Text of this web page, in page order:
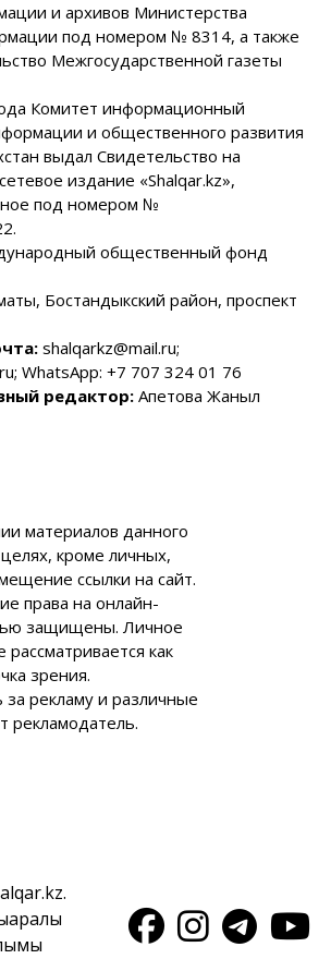
и архивов Министерства
под номером № 8314, а также
Межгосударственной газеты
Комитет информационный
и общественного развития
выдал Свидетельство на
издание «Shalqar.kz»,
под номером №
общественный фонд
Бостандыкский район, проспект
shalqarkz@mail.ru;
WhatsApp: +7 707 324 01 76
редактор:Апетова Жаныл
материалов данного
кроме личных,
ссылки на сайт.
права на онлайн-
защищены. Личное
как
зрения.
за рекламу и различные
рекламодатель.